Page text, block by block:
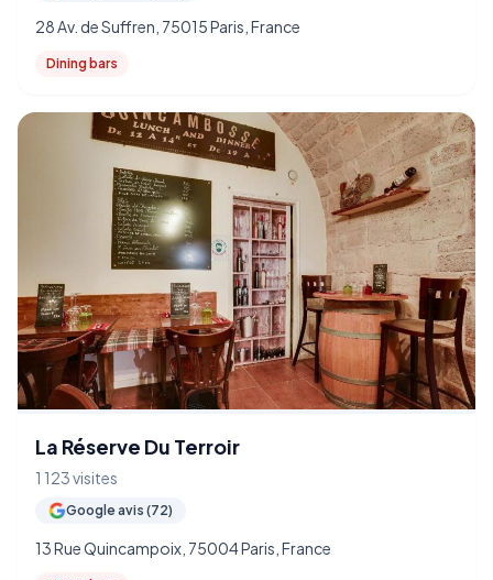
28 Av. de Suffren, 75015 Paris, France
Dining bars
La Réserve Du Terroir
1 123 visites
Google avis (72)
13 Rue Quincampoix, 75004 Paris, France